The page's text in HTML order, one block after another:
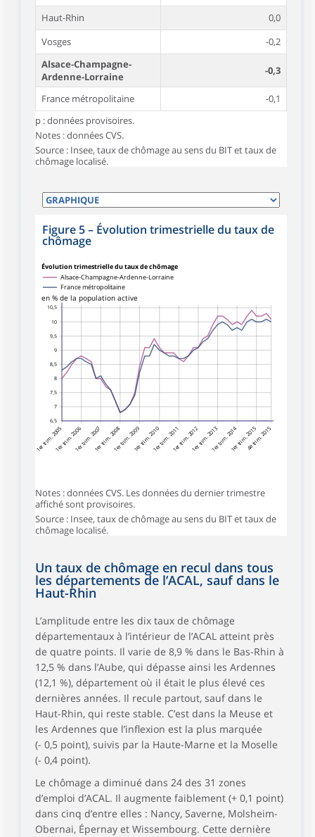
Haut-Rhin
0,0
Vosges
-0,2
Alsace-Champagne-
Ardenne-Lorraine
-0,3
France métropolitaine
-0,1
p : données provisoires.
Notes : données CVS.
Source : Insee, taux de chômage au sens du BIT et taux de
chômage localisé.
Figure 5– Évolution trimestrielle du taux de
chômage
Évolution trimestrielle du taux de chômage
6,5
7
7,5
8
8,5
9
9,5
10
10,5
en % de la population active
1er trim. 20051er trim. 20061er trim. 20071er trim. 20081er trim. 20091er trim. 20101er trim. 20111er trim. 20121er trim. 20131er trim. 20141er trim. 20154e trim. 2015
Alsace-Champagne-Ardenne-Lorraine
France métropolitaine
Notes : données CVS. Les données du dernier trimestre
affiché sont provisoires.
Source : Insee, taux de chômage au sens du BIT et taux de
chômage localisé.
Un taux de chômage en recul dans tous
les départements de l’ACAL, sauf dans le
Haut-Rhin
L’amplitude entre les dix taux de chômage
départementaux à l’intérieur de l’ACAL atteint près
de quatre points. Il varie de 8,9 % dans le Bas-Rhin à
12,5 % dans l’Aube, qui dépasse ainsi les Ardennes
(12,1 %), département où il était le plus élevé ces
dernières années. Il recule partout, sauf dans le
Haut-Rhin, qui reste stable. C’est dans la Meuse et
les Ardennes que l’inflexion est la plus marquée
(- 0,5 point), suivis par la Haute-Marne et la Moselle
(- 0,4 point).
Le chômage a diminué dans 24 des 31 zones
d’emploi d’ACAL. Il augmente faiblement (+ 0,1 point)
dans cinq d’entre elles : Nancy, Saverne, Molsheim-
Obernai, Épernay et Wissembourg. Cette dernière